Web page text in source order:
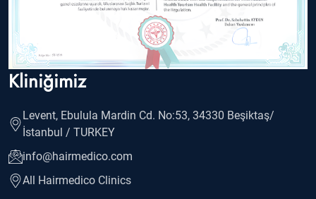
Kliniğimiz
Levent, Ebulula Mardin Cd. No:53, 34330 Beşiktaş/
İstanbul / TURKEY
info@hairmedico.com
All Hairmedico Clinics